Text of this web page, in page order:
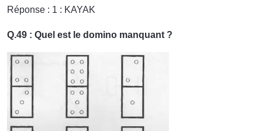
Réponse : 1 : KAYAK
Q.49 : Quel est le domino manquant ?